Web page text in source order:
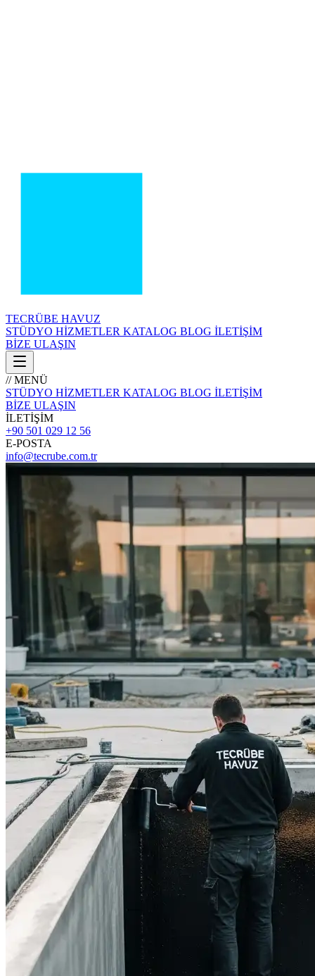
TECRÜBE HAVUZ
STÜDYO HİZMETLER KATALOG BLOG İLETİŞİM
BİZE ULAŞIN
// MENÜ
STÜDYO HİZMETLER KATALOG BLOG İLETİŞİM
BİZE ULAŞIN
İLETİŞİM
+90 501 029 12 56
E-POSTA
info@tecrube.com.tr